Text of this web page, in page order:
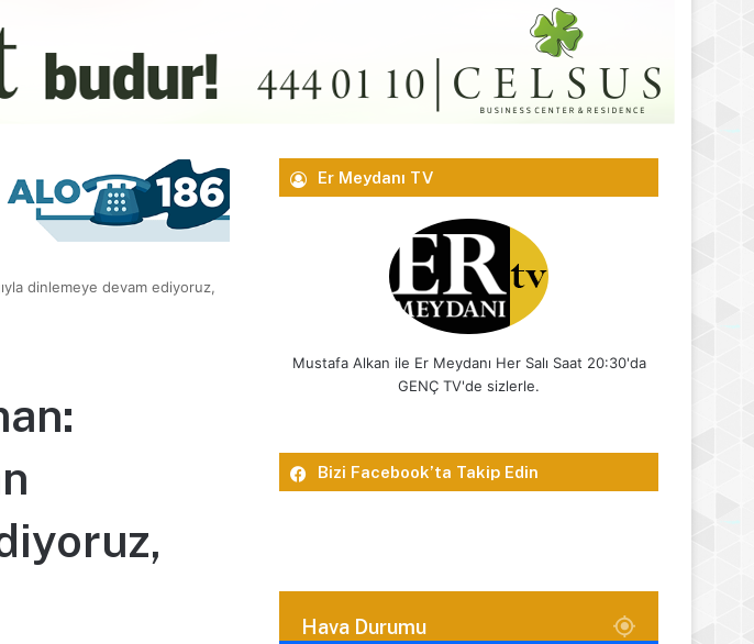
dinlemeye devam ediyoruz,
Er Meydanı TV
Mustafa Alkan ile Er Meydanı Her Salı Saat 20:30'da
GENÇ TV'de sizlerle.
Bizi Facebook’ta Takip Edin
Hava Durumu